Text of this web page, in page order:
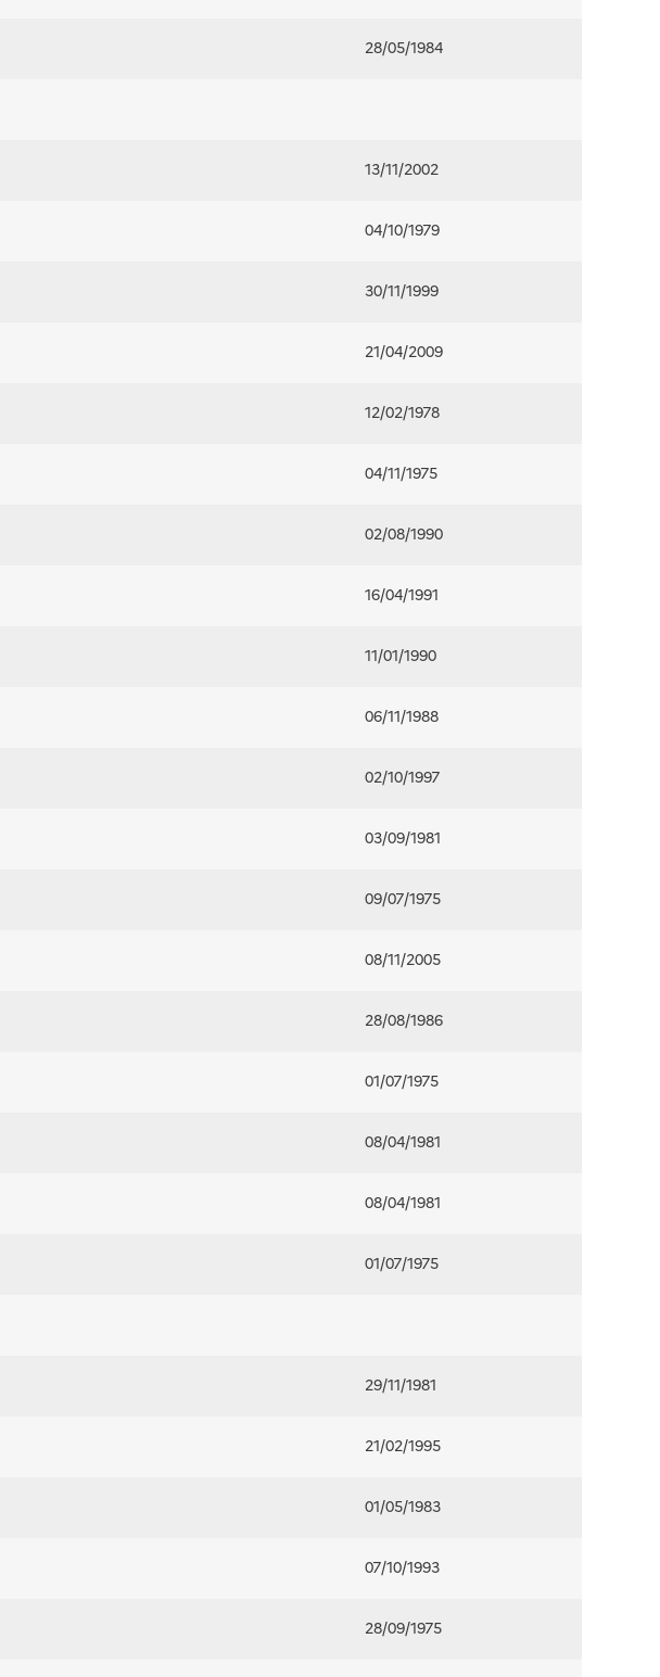
28/05/1984
13/11/2002
04/10/1979
30/11/1999
21/04/2009
12/02/1978
04/11/1975
02/08/1990
16/04/1991
11/01/1990
06/11/1988
02/10/1997
03/09/1981
09/07/1975
08/11/2005
28/08/1986
01/07/1975
08/04/1981
08/04/1981
01/07/1975
29/11/1981
21/02/1995
01/05/1983
07/10/1993
28/09/1975